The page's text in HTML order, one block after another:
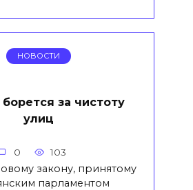
НОВОСТИ
за чистоту
улиц
0 103
закону, принятому
парламентом